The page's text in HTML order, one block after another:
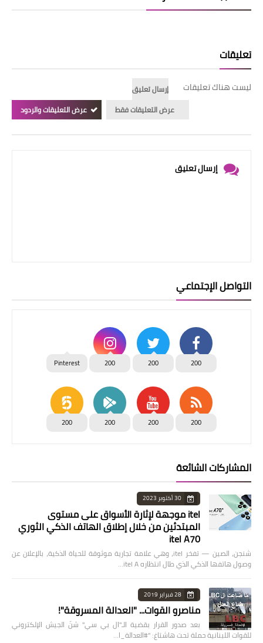
تعليقات
ليست هناك تعليقات
إرسال تعليق
عرض التعليقات فقط
عرض التعليقات والردود
إرسال تعليق
التواصل الإجتماعي
200
200
200
Pinterest
200
200
200
200
المشاركات الشائعة
30 أكتوبر 2023
itel موجهة لإثارة الأسواق على مستوى
المبتدئين من خلال إطلاق الهاتف الذكي الثوري
itel A70
شنجن، الصين — تفخر itel، وهي علامة تجارية موثوقة للحياة الذكية، بالإعلان عن
وصول هاتفها الذكي الذي طال انتظاره itel A…
28 فبراير 2019
مناصرو القوات... "العدالة المسروقة"!
بعد صدور القرار بقضية الـ"ال بي سي" شنّ الجيش الإلكتروني
للقوات اللبنانية حملة تحت هاشتاغ: "#العدالة_ا…